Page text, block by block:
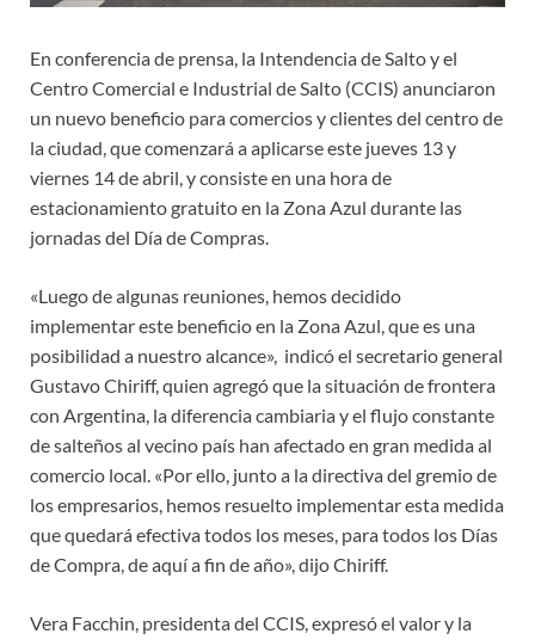
En conferencia de prensa, la Intendencia de Salto y el
Centro Comercial e Industrial de Salto (CCIS) anunciaron
un nuevo beneficio para comercios y clientes del centro de
la ciudad, que comenzará a aplicarse este jueves 13 y
viernes 14 de abril, y consiste en una hora de
estacionamiento gratuito en la Zona Azul durante las
jornadas del Día de Compras.
«Luego de algunas reuniones, hemos decidido
implementar este beneficio en la Zona Azul, que es una
posibilidad a nuestro alcance», indicó el secretario general
Gustavo Chiriff, quien agregó que la situación de frontera
con Argentina, la diferencia cambiaria y el flujo constante
de salteños al vecino país han afectado en gran medida al
comercio local. «Por ello, junto a la directiva del gremio de
los empresarios, hemos resuelto implementar esta medida
que quedará efectiva todos los meses, para todos los Días
de Compra, de aquí a fin de año», dijo Chiriff.
Vera Facchin, presidenta del CCIS, expresó el valor y la